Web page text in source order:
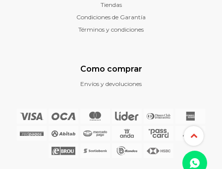
Tiendas
Condiciones de Garantía
Términos y condiciones
Como comprar
Envíos y devoluciones